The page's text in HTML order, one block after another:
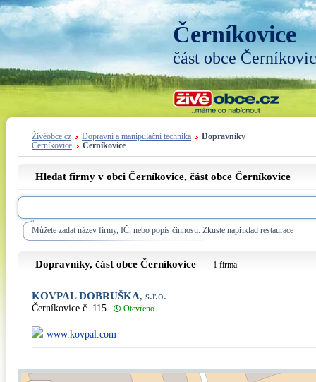
Černíkovice
část obce
Živéobce.cz Dopravní a manipulační technika
Dopravníky
Černíkovice
Černíkovice
Hledat firmy v obci Černíkovice, část obce Černíkovice
Můžete zadat název firmy, IČ, nebo popis činnosti. Zkuste například restaurace
Dopravníky, část obce Černíkovice 1 firma
KOVPAL DOBRUŠKA, s.r.o.
Černíkovice č. 115 Otevřeno
www.kovpal.com